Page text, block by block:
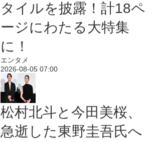
タイルを披露！計18ペ
ージにわたる大特集
に！
エンタメ
2026-08-05 07:00
松村北斗と今田美桜、
急逝した東野圭吾氏へ